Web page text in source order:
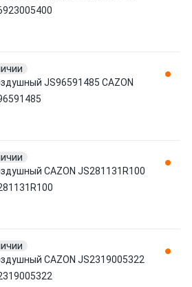
JS96591485 CAZON
CAZON JS281131R100
CAZON JS2319005322